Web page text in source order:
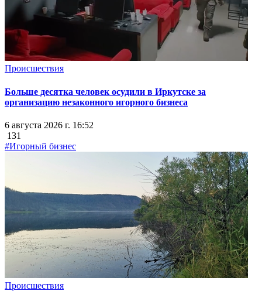
Происшествия
Больше десятка человек осудили в Иркутске за
организацию незаконного игорного бизнеса
6 августа 2026 г. 16:52
131
#Игорный бизнес
Происшествия